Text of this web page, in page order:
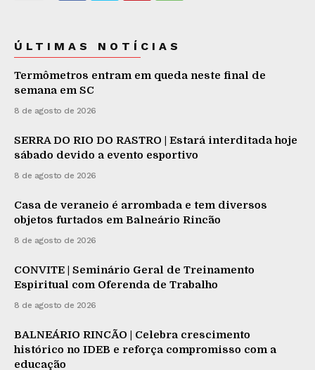
ÚLTIMAS NOTÍCIAS
Termômetros entram em queda neste final de
semana em SC
8 de agosto de 2026
SERRA DO RIO DO RASTRO | Estará interditada hoje
sábado devido a evento esportivo
8 de agosto de 2026
Casa de veraneio é arrombada e tem diversos
objetos furtados em Balneário Rincão
8 de agosto de 2026
CONVITE | Seminário Geral de Treinamento
Espiritual com Oferenda de Trabalho
8 de agosto de 2026
BALNEÁRIO RINCÃO | Celebra crescimento
histórico no IDEB e reforça compromisso com a
educação